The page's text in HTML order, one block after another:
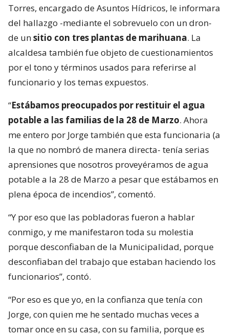
Torres, encargado de Asuntos Hídricos, le informara
del hallazgo -mediante el sobrevuelo con un dron-
de unsitio con tres plantas de marihuana. La
alcaldesa también fue objeto de cuestionamientos
por el tono y términos usados para referirse al
funcionario y los temas expuestos.
“Estábamos preocupados por restituir el agua
potable a las familias de la 28 de Marzo. Ahora
me entero por Jorge también que esta funcionaria (a
la que no nombró de manera directa- tenía serias
aprensiones que nosotros proveyéramos de agua
potable a la 28 de Marzo a pesar que estábamos en
plena época de incendios”, comentó.
“Y por eso que las pobladoras fueron a hablar
conmigo, y me manifestaron toda su molestia
porque desconfiaban de la Municipalidad, porque
desconfiaban del trabajo que estaban haciendo los
funcionarios”, contó.
“Por eso es que yo, en la confianza que tenía con
Jorge, con quien me he sentado muchas veces a
tomar once en su casa, con su familia, porque es